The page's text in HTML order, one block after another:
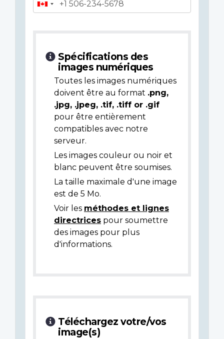
Spécifications des
images numériques
Toutes les images numériques
doivent être au format .png,
.jpg, .jpeg, .tif, .tiff or .gif
pour être entièrement
compatibles avec notre
serveur.
Les images couleur ou noir et
blanc peuvent être soumises.
La taille maximale d'une image
est de 5 Mo.
Voir les méthodes et lignes
directrices pour soumettre
des images pour plus
d'informations.
Téléchargez votre/vos
image(s)